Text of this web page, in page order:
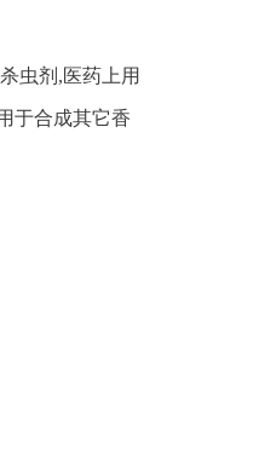
虫剂 ,医药上用
于合成其它香